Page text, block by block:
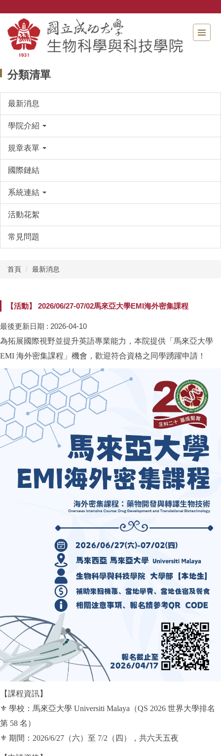
主
要
區
分類清單
最新消息
學院介紹
規章表單
國際鏈結
系統連結
活動花絮
常見問題
首頁 最新消息
【活動】 2026/06/27-07/02馬來亞大學EMI海外密集課程
最後更新日期 : 2026-04-10
為拓展國際視野並提升英語專業能力，本院提供「馬來亞大學
EMI 海外密集課程」機會，歡迎符合資格之同學踴躍申請！
【課程資訊】
⚜ 學校：馬來亞大學 Universiti Malaya（QS 2026 世界大學排名
第 58 名）
⚜ 期間：2026/6/27（六）至 7/2（四），共六天五夜